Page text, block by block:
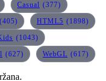
Casual (377)
(405) HTML5 (1898)
(1043)
(627) WebGL (617)